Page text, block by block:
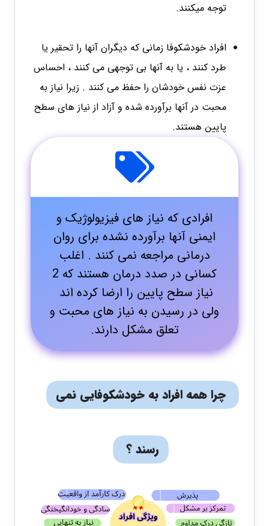
توجه میکنند.
افراد خودشکوفا زمانی که دیگران آنها را تحقیر یا
طرد کنند ، یا به آنها بی توجهی می کنند ، احساس
عزت نفس خودشان را حفظ می کنند . زیرا نیاز به
محبت در آنها برآورده شده و آزاد از نیاز های سطح
پایین هستند.
افرادی که نیاز های فیزیولوژیک و
ایمنی آنها برآورده نشده برای روان
درمانی مراجعه نمی کنند . اغلب
کسانی در صدد درمان هستند که 2
نیاز سطح پایین را ارضا کرده اند
ولی در رسیدن به نیاز های محبت و
تعلق مشکل دارند.
چرا همه افراد به خودشکوفایی نمی
رسند ؟